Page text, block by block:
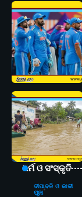
ଧର୍ମ ଓ ସଂସ୍କୃତି
ଦୀପାବଳି ଓ କାଳୀ
ପୂଜା